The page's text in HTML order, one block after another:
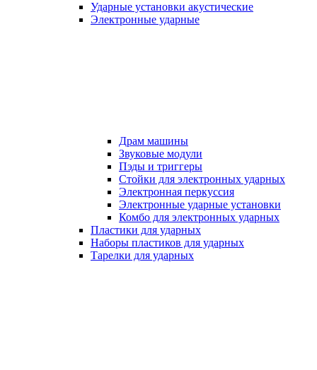
Ударные установки акустические
Электронные ударные
Драм машины
Звуковые модули
Пэды и триггеры
Стойки для электронных ударных
Электронная перкуссия
Электронные ударные установки
Комбо для электронных ударных
Пластики для ударных
Наборы пластиков для ударных
Тарелки для ударных